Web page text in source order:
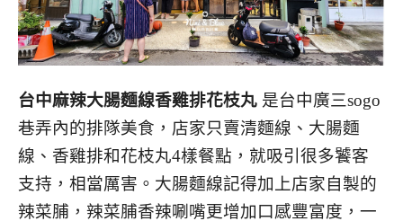
台中麻辣大腸麵線香雞排花枝丸 是台中廣三sogo
巷弄內的排隊美食，店家只賣清麵線、大腸麵
線、香雞排和花枝丸4樣餐點，就吸引很多饕客
支持，相當厲害。大腸麵線記得加上店家自製的
辣菜脯，辣菜脯香辣唰嘴更增加口感豐富度，一